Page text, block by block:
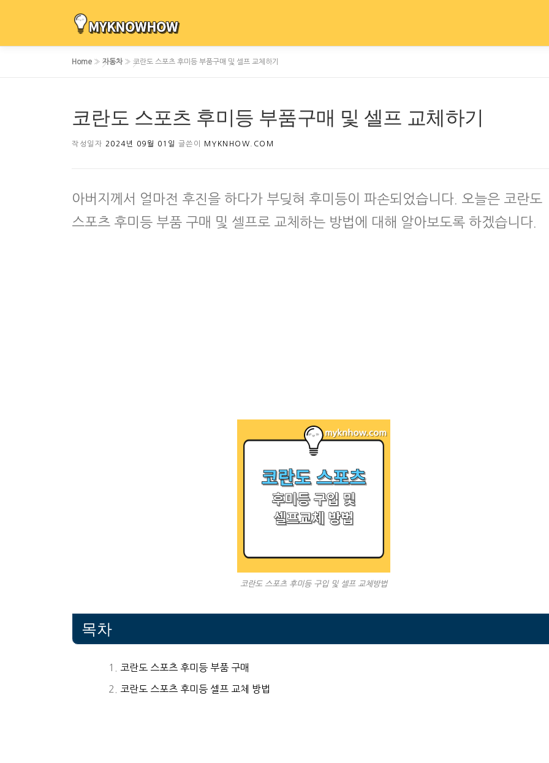
Home » 자동차» 코란도 스포츠 후미등 부품구매 및 셀프 교체하기
코란도 스포츠 후미등 부품구매 및 셀프 교체하기
작성일자 2024년 09월 01일 글쓴이 MYKNHOW.COM
아버지께서 얼마전 후진을 하다가 부딪혀 후미등이 파손되었습니다. 오늘은 코란도
스포츠 후미등 부품 구매 및 셀프로 교체하는 방법에 대해 알아보도록 하겠습니다.
코란도 스포츠 후미등 구입 및 셀프 교체방법
목차
코란도 스포츠 후미등 부품 구매
코란도 스포츠 후미등 셀프 교체 방법